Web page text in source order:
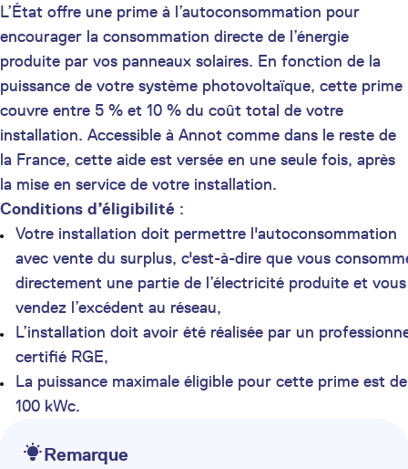
L’État offre une prime à l’autoconsommation pour
encourager la consommation directe de l’énergie
produite par vos panneaux solaires. En fonction de la
puissance de votre système photovoltaïque, cette prime
couvre entre 5 % et 10 % du coût total de votre
installation. Accessible à Annot comme dans le reste de
la France, cette aide est versée en une seule fois, après
la mise en service de votre installation.
Conditions d’éligibilité :
Votre installation doit permettre l'autoconsommation
avec vente du surplus, c'est-à-dire que vous
directement une partie de l’électricité produite et vous
vendez l’excédent au réseau,
L’installation doit avoir été réalisée par un
certifié RGE,
La puissance maximale éligible pour cette prime est de
100 kWc.
Remarque